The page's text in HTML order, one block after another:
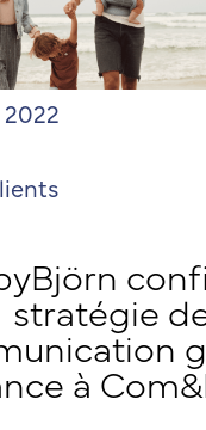
2022
stratégie
à